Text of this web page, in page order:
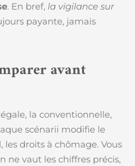
. En bref, la vigilance sur
payante, jamais
avant
la conventionnelle,
scénarii modifie le
droits à chômage. Vous
ne vaut les chiffres précis,